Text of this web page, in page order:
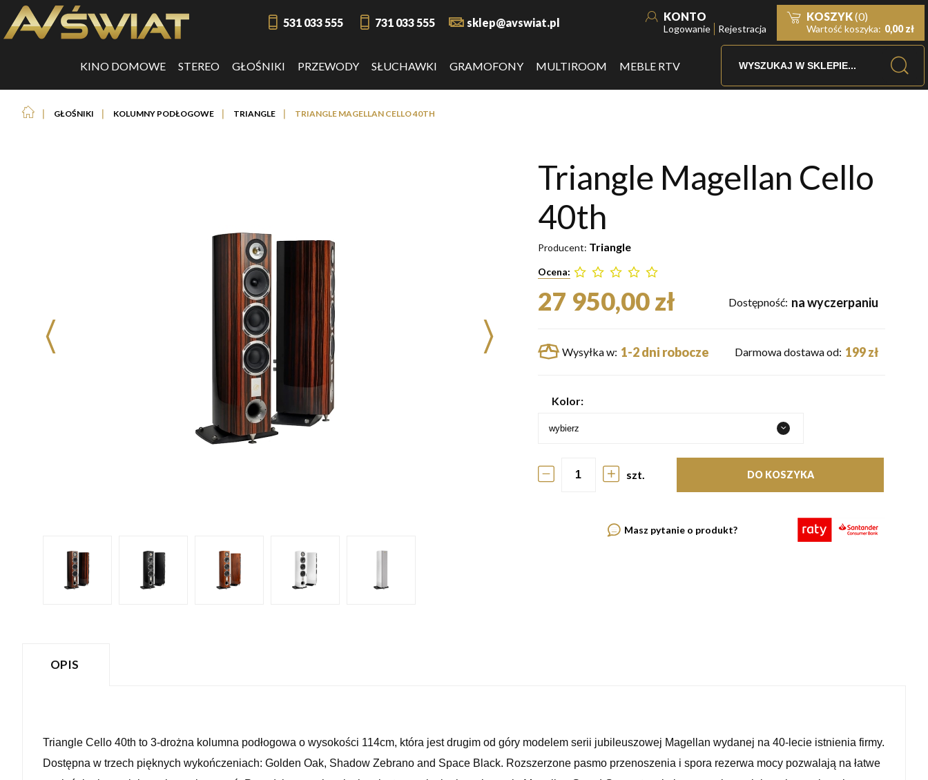
531 033 555 731 033 555 sklep@avswiat.pl KONTO
Logowanie Rejestracja
KOSZYK(0)
Wartość koszyka: 0,00 zł
KINO DOMOWE STEREO GŁOŚNIKI PRZEWODY SŁUCHAWKI GRAMOFONY MULTIROOM MEBLE RTV
❘ GŁOŚNIKI ❘ KOLUMNY PODŁOGOWE ❘ TRIANGLE ❘ TRIANGLE MAGELLAN CELLO 40TH
Triangle Magellan Cello
40th
Producent: Triangle
Ocena:
27 950,00 zł Dostępność: na wyczerpaniu
Wysyłka w: 1-2 dni robocze Darmowa dostawa od: 199 zł
Kolor:
szt. DO KOSZYKA
Masz pytanie o produkt?
OPIS
Triangle Cello 40th to 3-drożna kolumna podłogowa o wysokości 114cm, która jest drugim od góry modelem serii jubileuszowej Magellan wydanej na 40-lecie istnienia firmy.
Dostępna w trzech pięknych wykończeniach: Golden Oak, Shadow Zebrano and Space Black. Rozszerzone pasmo przenoszenia i spora rezerwa mocy pozwalają na łatwe